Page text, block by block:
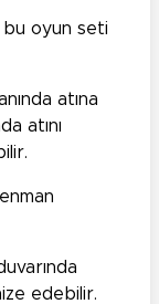
bu oyun seti
atına
atını
edebilir.